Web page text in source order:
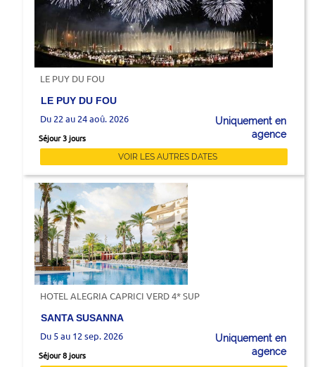
LE PUY DU FOU
LE PUY DU FOU
Du 22 au 24 aoû. 2026
Séjour 3 jours
Uniquement en
agence
VOIR LES AUTRES DATES
HOTEL ALEGRIA CAPRICI VERD 4* SUP
SANTA SUSANNA
Du 5 au 12 sep. 2026
Séjour 8 jours
Uniquement en
agence